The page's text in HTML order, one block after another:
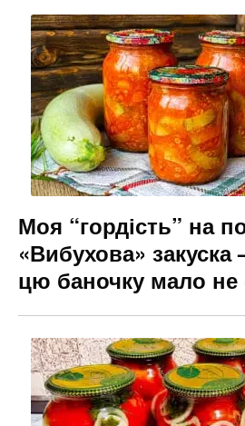
Моя “гордість” на
«Вибухова»
цю баночку мало не